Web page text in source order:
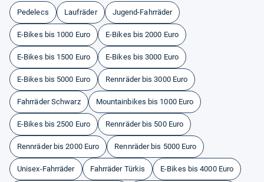
Pedelecs Laufräder Jugend-Fahrräder
E-Bikes bis 1000 Euro E-Bikes bis 2000 Euro
E-Bikes bis 1500 Euro E-Bikes bis 3000 Euro
E-Bikes bis 5000 Euro Rennräder bis 3000 Euro
Fahrräder Schwarz Mountainbikes bis 1000 Euro
E-Bikes bis 2500 Euro Rennräder bis 500 Euro
Rennräder bis 2000 Euro Rennräder bis 5000 Euro
Unisex-Fahrräder Fahrräder Türkis E-Bikes bis 4000 Euro